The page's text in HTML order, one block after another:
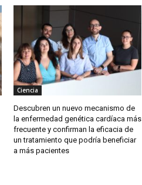
Ciencia
Descubren un nuevo mecanismo de
la enfermedad genética cardíaca más
frecuente y confirman la eficacia de
un tratamiento que podría beneficiar
a más pacientes